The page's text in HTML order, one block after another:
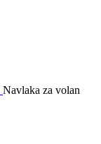
Navlaka za volan